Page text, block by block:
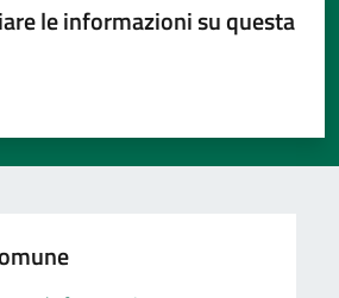
le informazioni su questa
5 stelle su 5
su 5
su 5
5